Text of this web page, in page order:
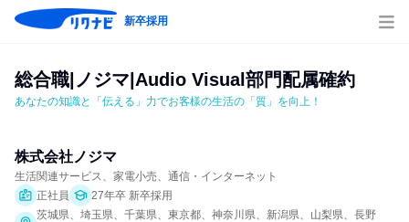
新卒採用
総合職|ノジマ|Audio Visual部門配属確約
あなたの知識と「伝える」力でお客様の生活の「質」を向上！
株式会社ノジマ
生活関連サービス、家電小売、通信・インターネット
正社員
27年卒 新卒採用
茨城県、埼玉県、千葉県、東京都、神奈川県、新潟県、山梨県、長野